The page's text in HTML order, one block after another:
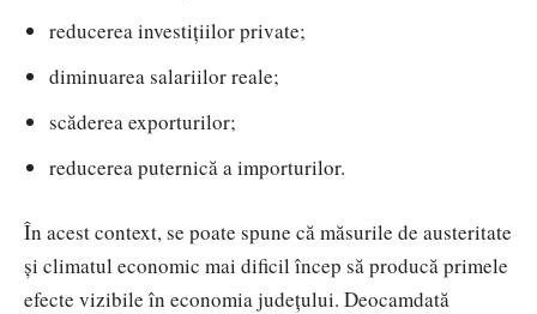
reducerea investițiilor private;
diminuarea salariilor reale;
scăderea exporturilor;
reducerea puternică a importurilor.
În acest context, se poate spune că măsurile de austeritate
și climatul economic mai dificil încep să producă primele
efecte vizibile în economia județului. Deocamdată